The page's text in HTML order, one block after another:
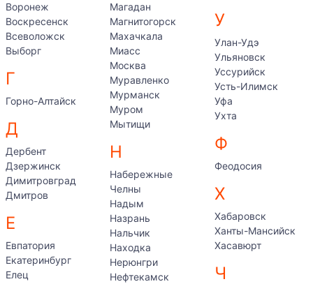
Воронеж
Воскресенск
Всеволожск
Выборг
Г
Горно-Алтайск
Д
Дербент
Дзержинск
Димитровград
Дмитров
Е
Евпатория
Екатеринбург
Елец
Магадан
Магнитогорск
Махачкала
Миасс
Москва
Муравленко
Мурманск
Муром
Мытищи
Н
Набережные
Челны
Надым
Назрань
Нальчик
Находка
Нерюнгри
Нефтекамск
У
Улан-Удэ
Ульяновск
Уссурийск
Усть-Илимск
Уфа
Ухта
Ф
Феодосия
Х
Хабаровск
Ханты-Мансийск
Хасавюрт
Ч